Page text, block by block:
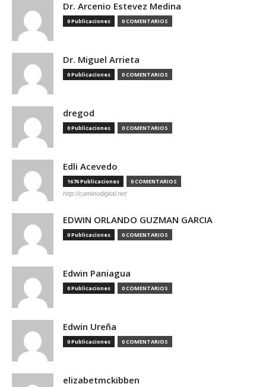
Dr. Arcenio Estevez Medina
0 Publicaciones 0 COMENTARIOS
Dr. Miguel Arrieta
0 Publicaciones 0 COMENTARIOS
dregod
0 Publicaciones 0 COMENTARIOS
Edli Acevedo
1676 Publicaciones 0 COMENTARIOS
http://caminodigital.net
EDWIN ORLANDO GUZMAN GARCIA
0 Publicaciones 0 COMENTARIOS
Edwin Paniagua
0 Publicaciones 0 COMENTARIOS
Edwin Ureña
0 Publicaciones 0 COMENTARIOS
elizabetmckibben